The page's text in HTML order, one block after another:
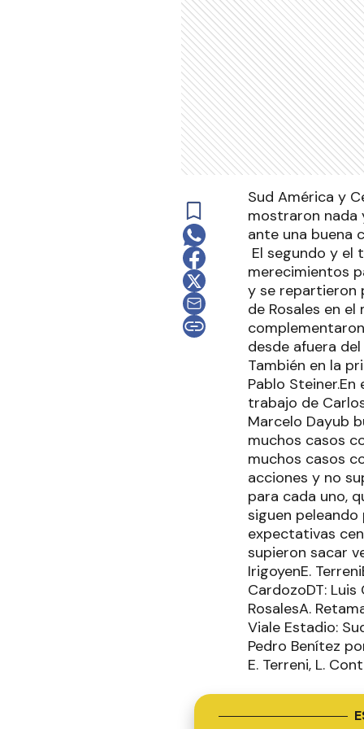
Sud América y
mostraron nada
ante una buena
El segundo y el
merecimientos
y se repartieron
de Rosales en
desde afuera
También en la
Pablo
trabajo de
Marcelo Dayub
muchos casos
muchos casos
acciones y no
para cada uno,
siguen
expectativas
supieron sacar
IrigoyenE.
CardozoDT: Luis
RosalesA.
Viale Estadio:
Pedro Benítez
E. Terreni, L.